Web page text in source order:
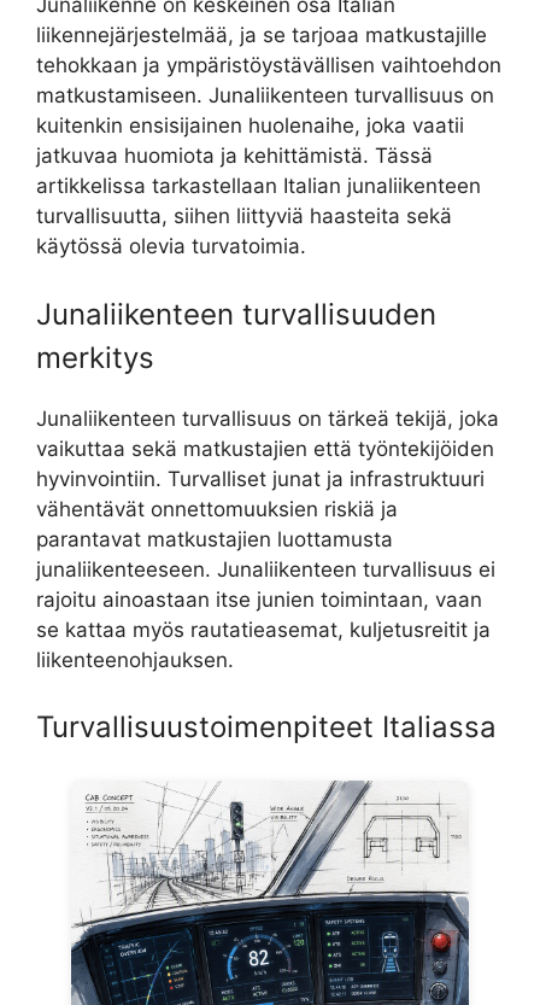
Junaliikenne on keskeinen osa Italian
liikennejärjestelmää, ja se tarjoaa matkustajille
tehokkaan ja ympäristöystävällisen vaihtoehdon
matkustamiseen. Junaliikenteen turvallisuus on
kuitenkin ensisijainen huolenaihe, joka vaatii
jatkuvaa huomiota ja kehittämistä. Tässä
artikkelissa tarkastellaan Italian junaliikenteen
turvallisuutta, siihen liittyviä haasteita sekä
käytössä olevia turvatoimia.
Junaliikenteen turvallisuuden
merkitys
Junaliikenteen turvallisuus on tärkeä tekijä, joka
vaikuttaa sekä matkustajien että työntekijöiden
hyvinvointiin. Turvalliset junat ja infrastruktuuri
vähentävät onnettomuuksien riskiä ja
parantavat matkustajien luottamusta
junaliikenteeseen. Junaliikenteen turvallisuus ei
rajoitu ainoastaan itse junien toimintaan, vaan
se kattaa myös rautatieasemat, kuljetusreitit ja
liikenteenohjauksen.
Turvallisuustoimenpiteet Italiassa